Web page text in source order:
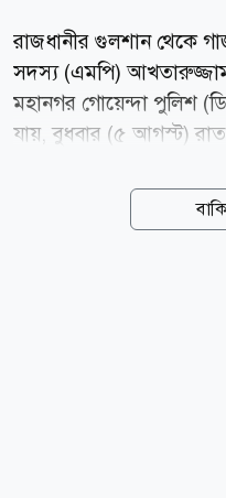
রাজধানীর গুলশান থেকে
সদস্য (এমপি)
মহানগর গোয়েন্দা পুলিশ
যায়, বুধবার (৫ আগস্ট)
করে তাকে গ্রেফতার করা
কর্মকাণ্ডে সম্পৃক্ত থাকার